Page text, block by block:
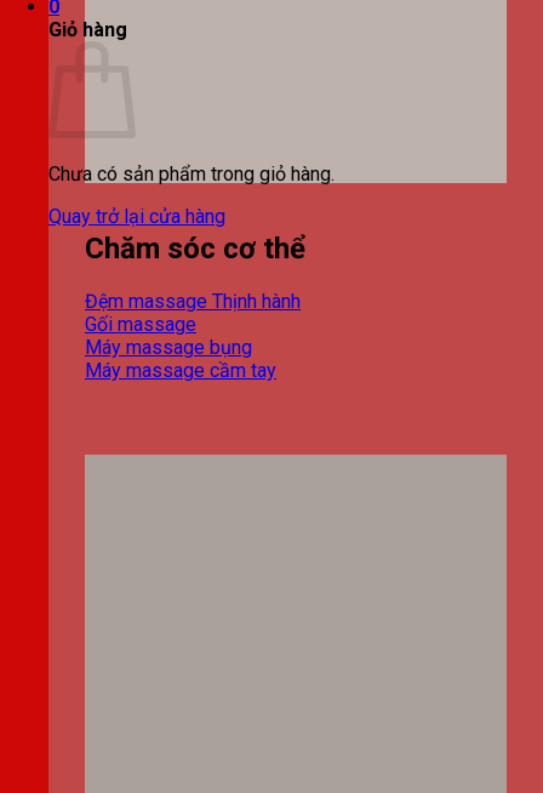
0
Giỏ hàng
Chưa có sản phẩm trong giỏ hàng.
Quay trở lại cửa hàng
Chăm sóc cơ thể
Đệm massage
Gối massage
Máy massage bụng
Máy massage cầm tay